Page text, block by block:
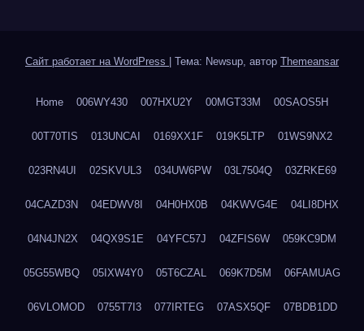
Сайт работает на WordPress Тема: Newsup, автор Themeansar
Home 006WY430 007HXU2Y 00MGT33M 00SAOS5H
00T70TIS 013UNCAI 0169XX1F 019K5LTP 01WS9NX2
023RN4UI 02SKVUL3 034UW6PW 03L7504Q 03ZRKE69
04CAZD3N 04EDWV8I 04H0HX0B 04KWVG4E 04LI8DHX
04N4JN2X 04QX9S1E 04YFC57J 04ZFIS6W 059KC9DM
05G55WBQ 05IXW4Y0 05T6CZAL 069K7D5M 06FAMUAG
06VLOMOD 0755T7I3 077IRTEG 07ASX5QF 07BDB1DD